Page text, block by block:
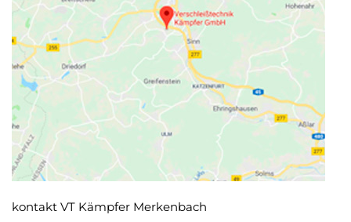
kontakt VT Kämpfer Merkenbach